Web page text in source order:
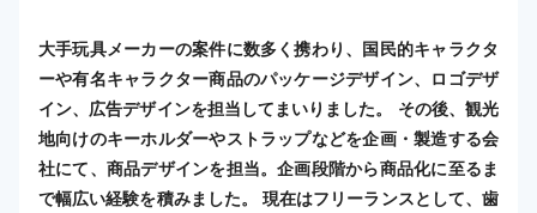
大手玩具メーカーの案件に数多く携わり、国民的キャラクタ
ーや有名キャラクター商品のパッケージデザイン、ロゴデザ
イン、広告デザインを担当してまいりました。 その後、観光
地向けのキーホルダーやストラップなどを企画・製造する会
社にて、商品デザインを担当。企画段階から商品化に至るま
で幅広い経験を積みました。 現在はフリーランスとして、歯